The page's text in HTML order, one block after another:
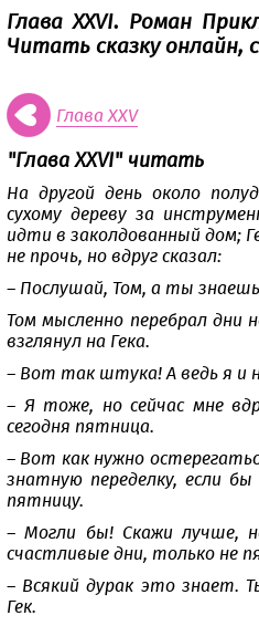
Глава XXVI. Роман
Читать сказку онлайн,
Глава XXV
"Глава XXVI" читать
На другой день около
сухому дереву за
идти в заколдованный дом;
не прочь, но вдруг сказал:
– Послушай, Том, а ты
Том мысленно перебрал дни
взглянул на Гека.
– Вот так штука! А ведь я и
– Я тоже, но сейчас мне
сегодня пятница.
– Вот как нужно
знатную переделку, если
пятницу.
– Могли бы! Скажи лучше,
счастливые дни, только не
– Всякий дурак это знает.
Гек.